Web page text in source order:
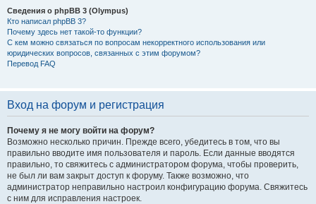
Сведения о phpBB 3 (Olympus)
Кто написал phpBB 3?
Почему здесь нет такой-то функции?
С кем можно связаться по вопросам некорректного использования или
юридических вопросов, связанных с этим форумом?
Перевод FAQ
Вход на форум и регистрация
Почему я не могу войти на форум?
Возможно несколько причин. Прежде всего, убедитесь в том, что вы
правильно вводите имя пользователя и пароль. Если данные вводятся
правильно, то свяжитесь с администратором форума, чтобы проверить,
не был ли вам закрыт доступ к форуму. Также возможно, что
администратор неправильно настроил конфигурацию форума. Свяжитесь
с ним для исправления настроек.